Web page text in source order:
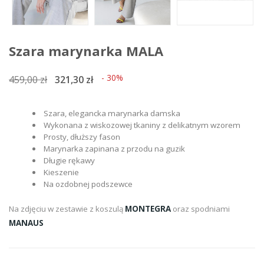
Szara marynarka MALA
459,00 zł 321,30 zł - 30%
Szara, elegancka marynarka damska
Wykonana z wiskozowej tkaniny z delikatnym wzorem
Prosty, dłuższy fason
Marynarka zapinana z przodu na guzik
Długie rękawy
Kieszenie
Na ozdobnej podszewce
Na zdjęciu w zestawie z koszulą MONTEGRA oraz spodniami
MANAUS